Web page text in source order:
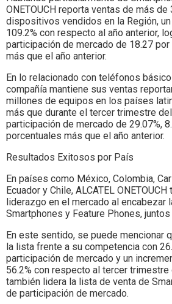
ONETOUCH reporta ventas de más
dispositivos vendidos en la Región,
109.2% con respecto al año anterior,
participación de mercado de 18.27
más que el año anterior.
En lo relacionado con teléfonos
compañía mantiene sus ventas
millones de equipos en los países
más que durante el tercer trimestre
participación de mercado de 29.07%,
porcentuales más que el año anterior.
Resultados Exitosos por País
En países como México, Colombia,
Ecuador y Chile, ALCATEL
liderazgo en el mercado al encabezar
Smartphones y Feature Phones,
En este sentido, se puede mencionar
la lista frente a su competencia con
participación de mercado y un
56.2% con respecto al tercer
también lidera la lista de venta de
de participación de mercado.